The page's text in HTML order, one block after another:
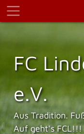
FC
e.V.
Aus Tradition.
Auf geht's FCL!!!